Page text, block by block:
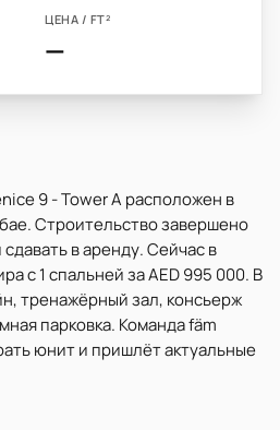
ЦЕНА / FT²
—
9 - Tower A расположен в
Строительство завершено
в аренду. Сейчас в
с 1 спальней за AED 995 000. В
тренажёрный зал, консьерж
парковка. Команда fäm
юнит и пришлёт актуальные